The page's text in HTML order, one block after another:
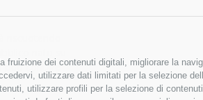
dei contenuti digitali, migliorare la
utilizzare dati limitati per la selezione
utilizzare profili per la selezione di
può contare